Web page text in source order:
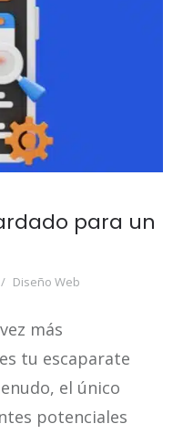
para un
Diseño Web
más
tu escaparate
el único
potenciales